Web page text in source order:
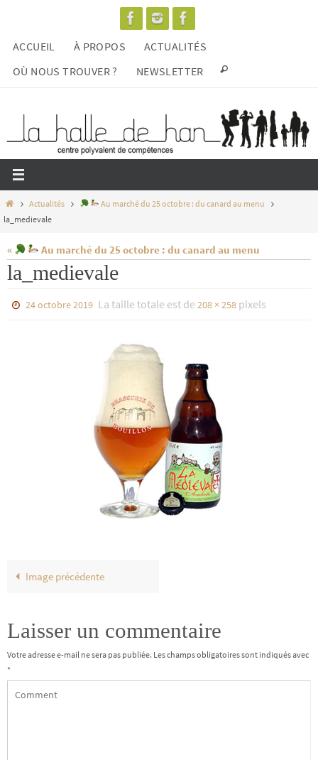
contenu
ACCUEIL À PROPOS
ACTUALITÉS
OÙ NOUS TROUVER ?
NEWSLETTER
HomeActualités
Au marché du 25 octobre : du canard au menu
la_medievale
« Au marché du 25 octobre : du canard au menu
la_medievale
24 octobre 2019 La taille totale est de208 × 258 pixels
Image précédente
Laisser un commentaire
Votre adresse e-mail ne sera pas publiée. Les champs obligatoires sont indiqués avec
*